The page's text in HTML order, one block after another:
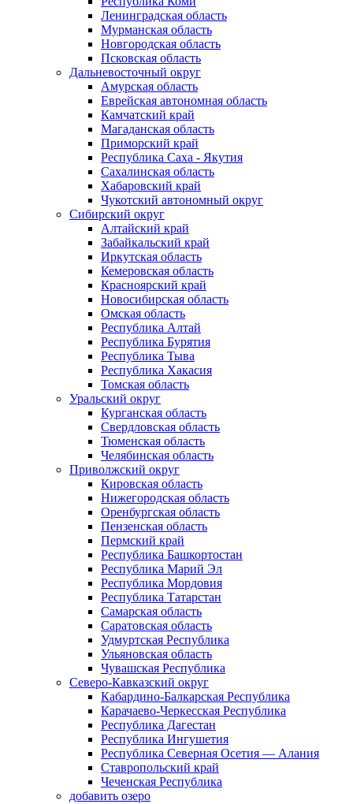
Ленинградская область
Мурманская область
Новгородская область
Псковская область
Дальневосточный округ
Амурская область
Еврейская автономная область
Камчатский край
Магаданская область
Приморский край
Республика Саха - Якутия
Сахалинская область
Хабаровский край
Чукотский автономный округ
Сибирский округ
Алтайский край
Забайкальский край
Иркутская область
Кемеровская область
Красноярский край
Новосибирская область
Омская область
Республика Алтай
Республика Бурятия
Республика Тыва
Республика Хакасия
Томская область
Уральский округ
Курганская область
Свердловская область
Тюменская область
Челябинская область
Приволжский округ
Кировская область
Нижегородская область
Оренбургская область
Пензенская область
Пермский край
Республика Башкортостан
Республика Марий Эл
Республика Мордовия
Республика Татарстан
Самарская область
Саратовская область
Удмуртская Республика
Ульяновская область
Чувашская Республика
Северо-Кавказский округ
Кабардино-Балкарская Республика
Карачаево-Черкесская Республика
Республика Дагестан
Республика Ингушетия
Республика Северная Осетия — Алания
Ставропольский край
Чеченская Республика
добавить озеро